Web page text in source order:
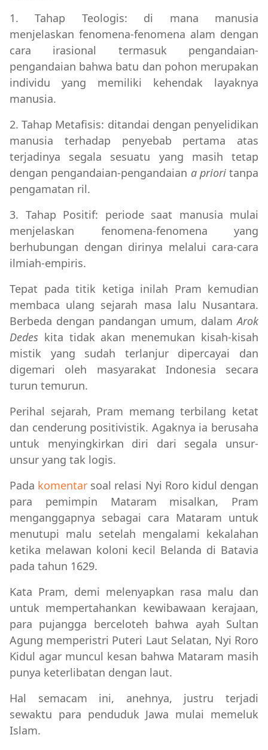
1. Tahap Teologis: di mana manusia
menjelaskan fenomena-fenomena alam dengan
cara irasional termasuk pengandaian-
pengandaian bahwa batu dan pohon merupakan
individu yang memiliki kehendak layaknya
manusia.
2. Tahap Metafisis: ditandai dengan penyelidikan
manusia terhadap penyebab pertama atas
terjadinya segala sesuatu yang masih tetap
dengan pengandaian-pengandaian a prioritanpa
pengamatan ril.
3. Tahap Positif: periode saat manusia mulai
menjelaskan fenomena-fenomena yang
berhubungan dengan dirinya melalui cara-cara
ilmiah-empiris.
Tepat pada titik ketiga inilah Pram kemudian
membaca ulang sejarah masa lalu Nusantara.
Berbeda dengan pandangan umum, dalamArok
Dedes kita tidak akan menemukan kisah-kisah
mistik yang sudah terlanjur dipercayai dan
digemari oleh masyarakat Indonesia secara
turun temurun.
Perihal sejarah, Pram memang terbilang ketat
dan cenderung positivistik. Agaknya ia berusaha
untuk menyingkirkan diri dari segala unsur-
unsur yang tak logis.
Pada komentar soal relasi Nyi Roro kidul dengan
para pemimpin Mataram misalkan, Pram
menganggapnya sebagai cara Mataram untuk
menutupi malu setelah mengalami kekalahan
ketika melawan koloni kecil Belanda di Batavia
pada tahun 1629.
Kata Pram, demi melenyapkan rasa malu dan
untuk mempertahankan kewibawaan kerajaan,
para pujangga berceloteh bahwa ayah Sultan
Agung memperistri Puteri Laut Selatan, Nyi Roro
Kidul agar muncul kesan bahwa Mataram masih
punya keterlibatan dengan laut.
Hal semacam ini, anehnya, justru terjadi
sewaktu para penduduk Jawa mulai memeluk
Islam.